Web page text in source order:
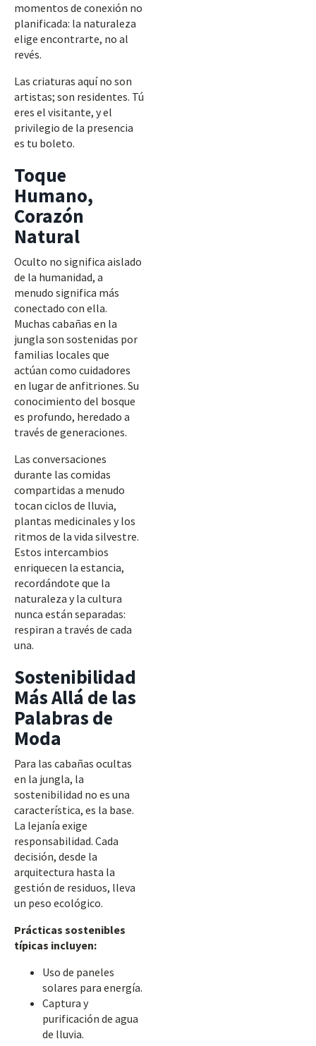
momentos de conexión no
planificada: la naturaleza
elige encontrarte, no al
revés.
Las criaturas aquí no son
artistas; son residentes. Tú
eres el visitante, y el
privilegio de la presencia
es tu boleto.
Toque
Humano,
Corazón
Natural
Oculto no significa aislado
de la humanidad, a
menudo significa más
conectado con ella.
Muchas cabañas en la
jungla son sostenidas por
familias locales que
actúan como cuidadores
en lugar de anfitriones. Su
conocimiento del bosque
es profundo, heredado a
través de generaciones.
Las conversaciones
durante las comidas
compartidas a menudo
tocan ciclos de lluvia,
plantas medicinales y los
ritmos de la vida silvestre.
Estos intercambios
enriquecen la estancia,
recordándote que la
naturaleza y la cultura
nunca están separadas:
respiran a través de cada
una.
Sostenibilidad
Más Allá de las
Palabras de
Moda
Para las cabañas ocultas
en la jungla, la
sostenibilidad no es una
característica, es la base.
La lejanía exige
responsabilidad. Cada
decisión, desde la
arquitectura hasta la
gestión de residuos, lleva
un peso ecológico.
Prácticas sostenibles
típicas incluyen:
Uso de paneles
solares para energía.
Captura y
purificación de agua
de lluvia.